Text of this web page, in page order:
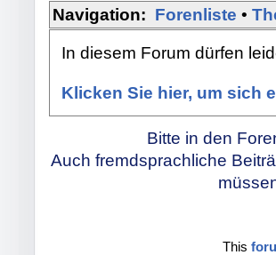
Navigation: Forenliste •
In diesem Forum dürfen
Klicken Sie hier, um sich
Bitte in den
Auch fremdsprachliche
This